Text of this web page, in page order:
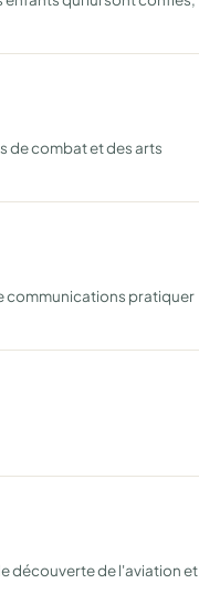
de combat et des arts
communications pratiquer
découverte de l'aviation et